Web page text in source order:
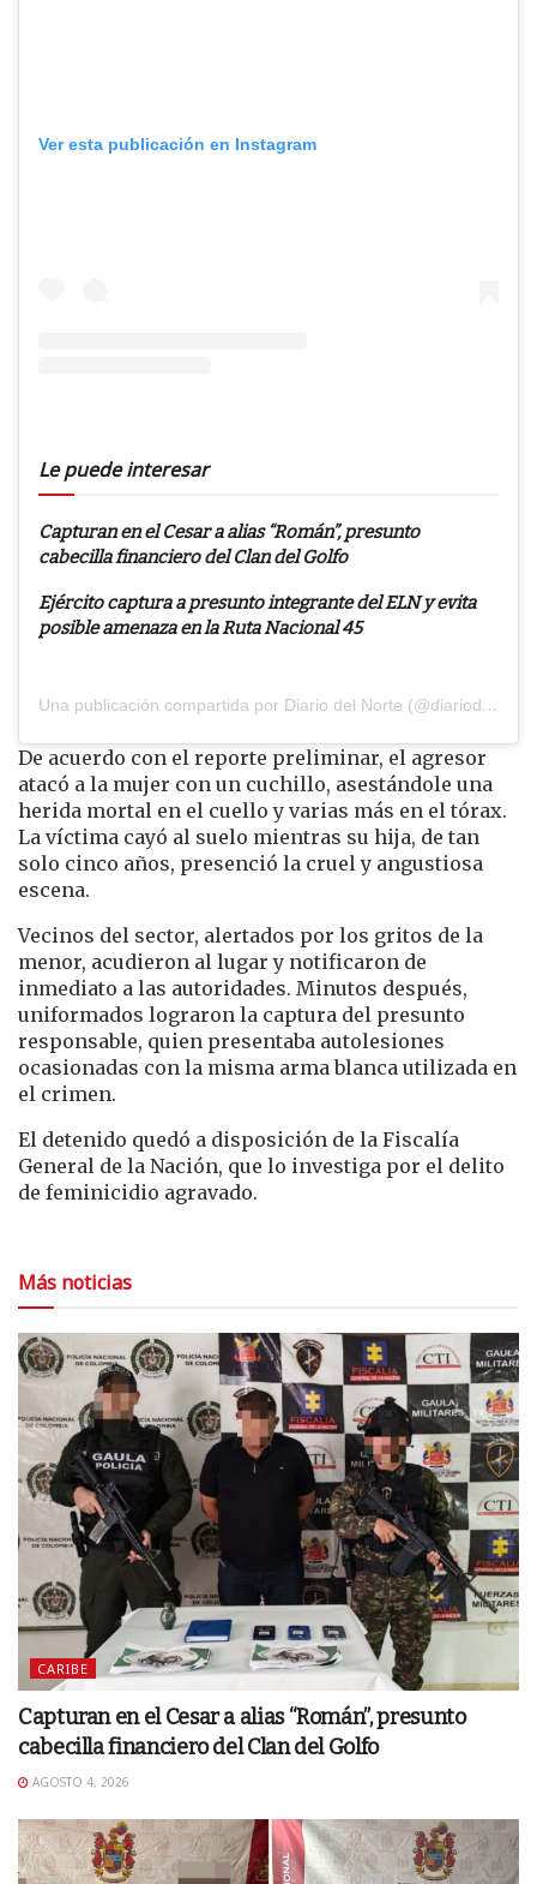
Ver esta publicación en Instagram
Le puede interesar
Capturan en el Cesar a alias “Román”, presunto
cabecilla financiero del Clan del Golfo
Ejército captura a presunto integrante del ELN y evita
posible amenaza en la Ruta Nacional 45
Una publicación compartida por Diario del Norte (@diariodelnorte)
De acuerdo con el reporte preliminar, el agresor
atacó a la mujer con un cuchillo, asestándole una
herida mortal en el cuello y varias más en el tórax.
La víctima cayó al suelo mientras su hija, de tan
solo cinco años, presenció la cruel y angustiosa
escena.
Vecinos del sector, alertados por los gritos de la
menor, acudieron al lugar y notificaron de
inmediato a las autoridades. Minutos después,
uniformados lograron la captura del presunto
responsable, quien presentaba autolesiones
ocasionadas con la misma arma blanca utilizada en
el crimen.
El detenido quedó a disposición de la Fiscalía
General de la Nación, que lo investiga por el delito
de feminicidio agravado.
Más noticias
CARIBE
Capturan en el Cesar a alias “Román”, presunto
cabecilla financiero del Clan del Golfo
AGOSTO 4, 2026